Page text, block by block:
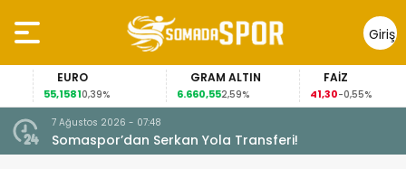
Giriş
Yap
EURO
55,15810,39%
GRAM ALTIN
6.660,552,59%
FAİZ
41,30 -0,55%
7 Ağustos 2026 - 07:48
Somaspor’dan Serkan Yola Transferi!